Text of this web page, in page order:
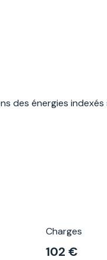
des énergies indexés
Charges
102 €